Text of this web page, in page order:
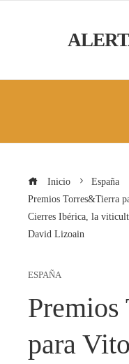
Inicio
España
Premios Torres&Tierra
Cierres Ibérica, la
David Lizoain
ESPAÑA
para